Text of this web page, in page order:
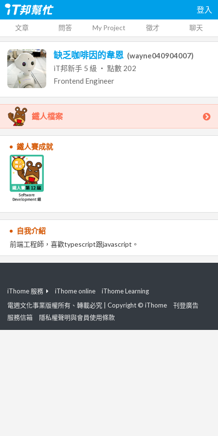
登入
文章 問答 My Project 徵才 聊天
缺乏咖啡因的韋恩 (wayne040904007)
iT邦新手 5 級 ‧ 點數 202
Frontend Engineer
鐵人檔案
鐵人賽成就
自我介紹
前端工程師，喜歡typescript跟javascript。
iThome 服務 iThome online
iThome Learning
電週文化事業版權所有、轉載必究 | Copyright © iThome
刊登廣告
服務信箱
隱私權聲明與會員使用條款